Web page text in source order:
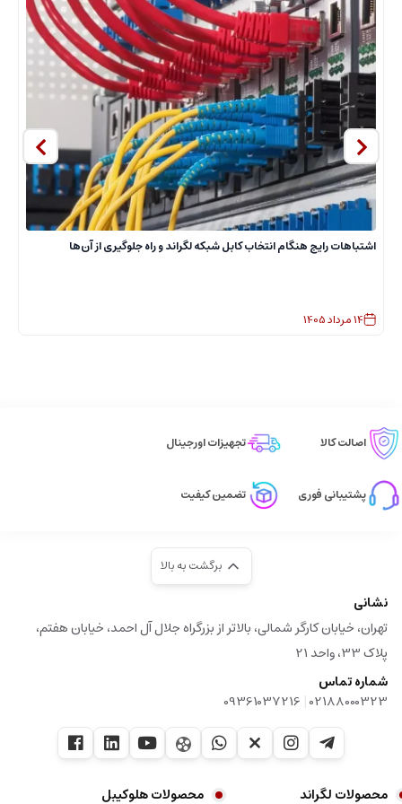
اشتباهات رایج هنگام انتخاب کابل شبکه لگراند و راه جلوگیری از آن‌ها
14مرداد1405
اصالت کالا تجهیزات اورجینال
پشتیبانی فوری تضمین کیفیت
برگشت به بالا
نشانی
تهران، خیابان کارگر شمالی، بالاتر از بزرگراه جلال آل احمد، خیابان هفتم،
پلاک 33، واحد 21
شماره تماس
02188000323
|
09361037216
محصولات لگراند محصولات هلوکیبل